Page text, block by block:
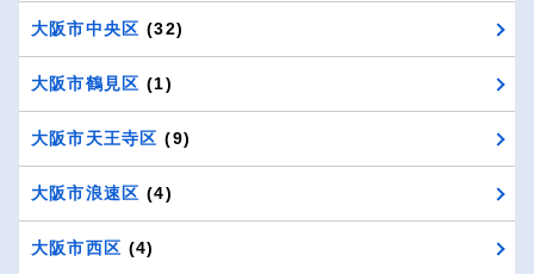
大阪市中央区 (32)
大阪市鶴見区 (1)
大阪市天王寺区 (9)
大阪市浪速区 (4)
大阪市西区 (4)